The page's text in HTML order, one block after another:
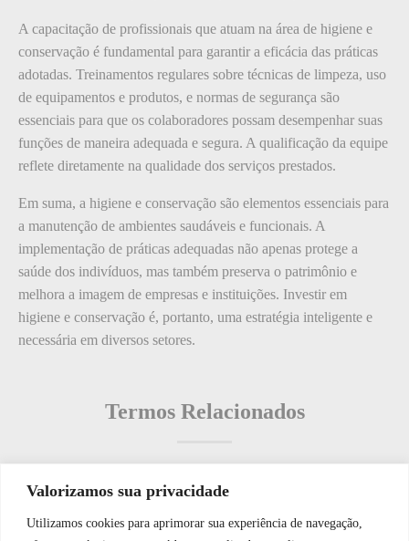
Valorizamos sua privacidade
Utilizamos cookies para aprimorar sua experiência de navegação,
A capacitação de profissionais que atuam na área de higiene e
conservação é fundamental para garantir a eficácia das práticas
adotadas. Treinamentos regulares sobre técnicas de limpeza, uso
de equipamentos e produtos, e normas de segurança são
essenciais para que os colaboradores possam desempenhar suas
funções de maneira adequada e segura. A qualificação da equipe
reflete diretamente na qualidade dos serviços prestados.
Em suma, a higiene e conservação são elementos essenciais para
a manutenção de ambientes saudáveis e funcionais. A
implementação de práticas adequadas não apenas protege a
saúde dos indivíduos, mas também preserva o patrimônio e
melhora a imagem de empresas e instituições. Investir em
higiene e conservação é, portanto, uma estratégia inteligente e
necessária em diversos setores.
Termos Relacionados
Termos populares